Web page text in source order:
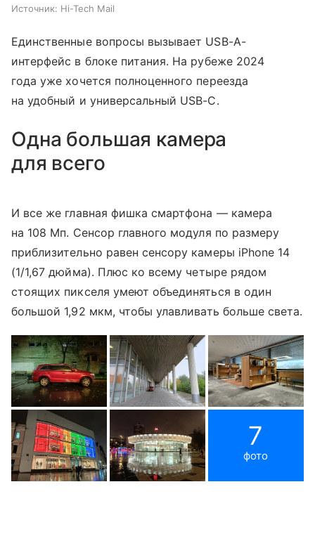
Источник: Hi-Tech Mail
Единственные вопросы вызывает USB-A-
интерфейс в блоке питания. На рубеже 2024
года уже хочется полноценного переезда
на удобный и универсальный USB-C.
Одна большая камера
для всего
И все же главная фишка смартфона — камера
на 108 Мп. Сенсор главного модуля по размеру
приблизительно равен сенсору камеры iPhone 14
(1/1,67 дюйма). Плюс ко всему четыре рядом
стоящих пикселя умеют объединяться в один
большой 1,92 мкм, чтобы улавливать больше света.
7
фото